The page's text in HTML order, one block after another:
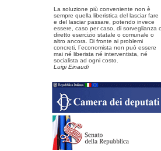
La soluzione più conveniente non è
sempre quella liberistica del lasciar fare
e del lasciar passare, potendo invece
essere, caso per caso, di sorveglianza o
diretto esercizio statale o comunale o
altro ancora. Di fronte ai problemi
concreti, l´economista non può essere
mai né liberista né interventista, né
socialista ad ogni costo.
Luigi Einaudi